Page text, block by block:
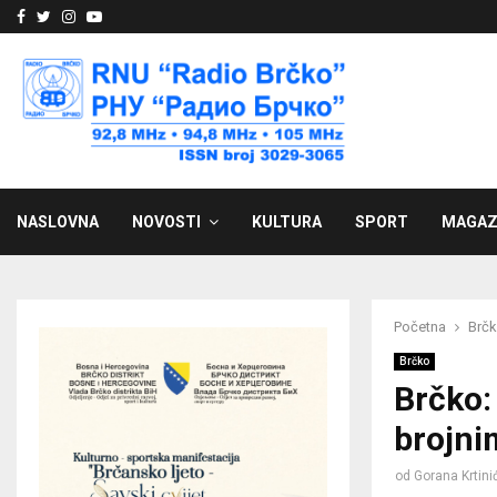
Facebook
Twitter
Instagram
Youtube
NASLOVNA NOVOSTI KULTURA SPORT
Početna
Brčko
od Gorana